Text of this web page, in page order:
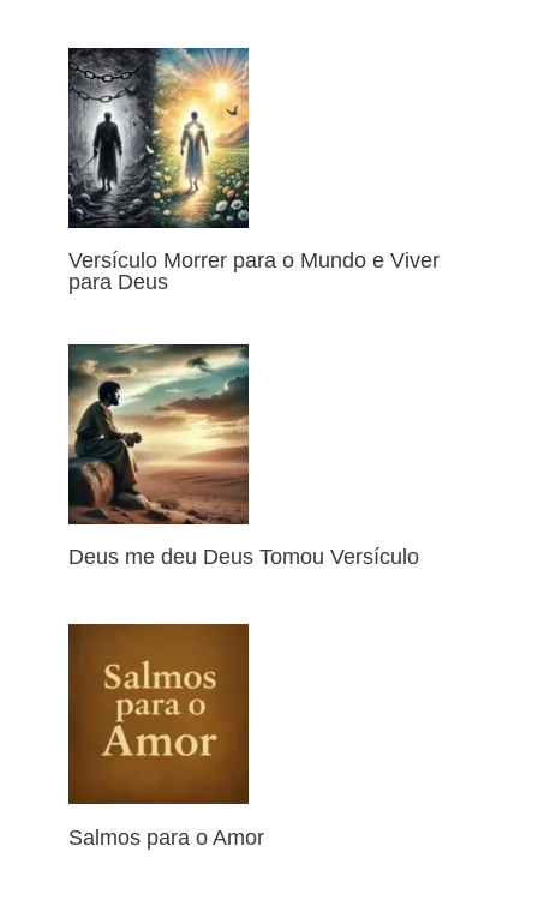
Versículo Morrer para o Mundo e Viver
para Deus
Deus me deu Deus Tomou Versículo
Salmos para o Amor